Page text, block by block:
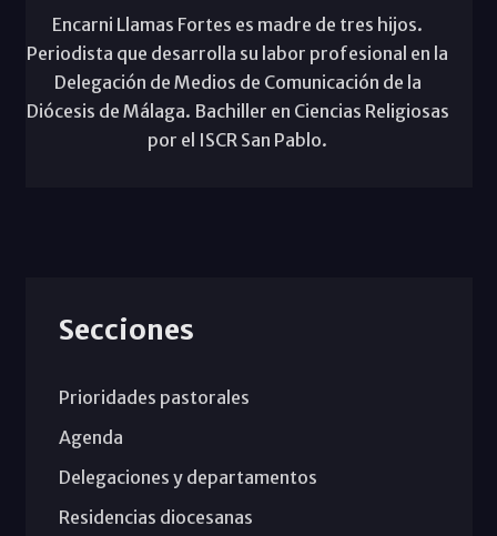
Encarni Llamas Fortes es madre de tres hijos.
Periodista que desarrolla su labor profesional en la
Delegación de Medios de Comunicación de la
Diócesis de Málaga. Bachiller en Ciencias Religiosas
por el ISCR San Pablo.
Secciones
Prioridades pastorales
Agenda
Delegaciones y departamentos
Residencias diocesanas